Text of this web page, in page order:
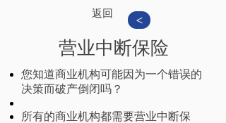
返回
>
营业中断保险
您知道商业机构可能因为一个错误的
决策而破产倒闭吗？
所有的商业机构都需要营业中断保